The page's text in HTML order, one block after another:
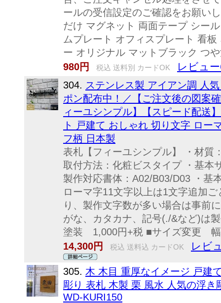
ールの受信設定のご確認をお願い
だけ マグネット 両面テープ シー
ムプレート オフィスプレート 看
ー オリジナル マットブラック つ
980円
税込 送料別 カードOK レビュ
304. ステンレス製 アイアン調 人
ポン配布中！／【ご注文後の図案
ィーユシンプル】【スピード配送
ト 戸建て おしゃれ 切り文字 ロー
フ柄 日本製
表札【フィーユシンプル】 ・材質
取付方法：化粧ビスタイプ ・基本
製作対応書体：A02/B03/D03 ・
ローマ字11文字以上は1文字追加
り、製作文字数が多い場合は事前
がな、カタカナ、記号(./&など)は
塗装 1,000円+税 ■サイズ変更 幅
14,300円
税込 送料込 カードOK レビ
305. 木 木目 重厚なイメージ 戸建
彫り 表札 木製 栗 風水 人気の浮
WD-KURI150